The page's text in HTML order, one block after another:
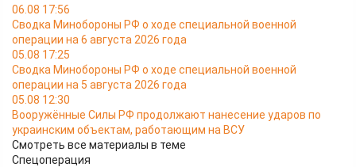
06.08 17:56
Сводка Минобороны РФ о ходе специальной военной
операции на 6 августа 2026 года
05.08 17:25
Сводка Минобороны РФ о ходе специальной военной
операции на 5 августа 2026 года
05.08 12:30
Вооружённые Силы РФ продолжают нанесение ударов по
украинским объектам, работающим на ВСУ
Смотреть все материалы в теме
Спецоперация